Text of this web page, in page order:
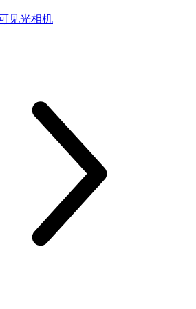
见光相机